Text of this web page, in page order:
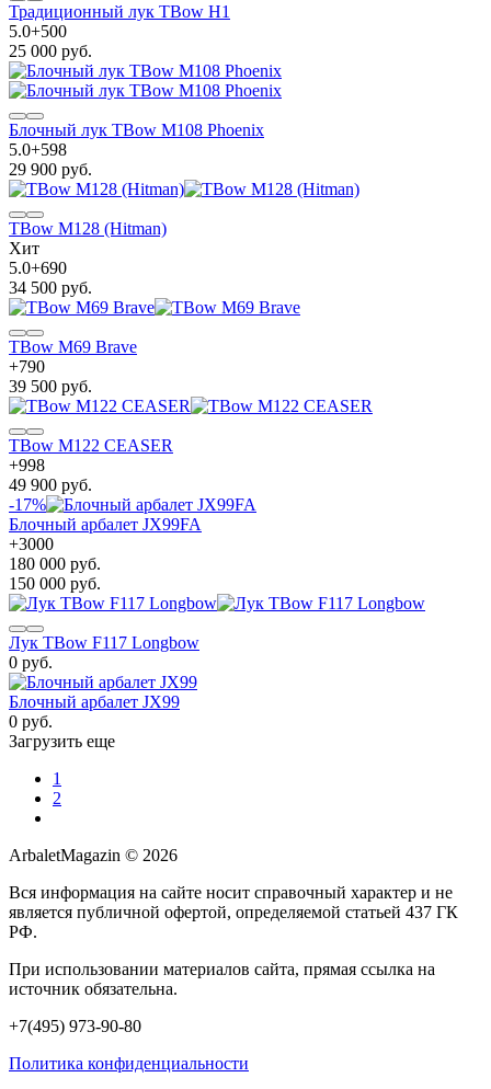
Традиционный лук TBow H1
5.0+500
25 000 руб.
Блочный лук TBow M108 Phoenix
5.0+598
29 900 руб.
TBow M128 (Hitman)
Хит
5.0+690
34 500 руб.
TBow M69 Brave
+790
39 500 руб.
TBow M122 CEASER
+998
49 900 руб.
-17%
Блочный арбалет JX99FA
+3000
180 000 руб.
150 000 руб.
Лук TBow F117 Longbow
0 руб.
Блочный арбалет JX99
0 руб.
Загрузить еще
1
2
ArbaletMagazin © 2026
Вся информация на сайте носит справочный характер и не
является публичной офертой, определяемой статьей 437 ГК
РФ.
При использовании материалов сайта, прямая ссылка на
источник обязательна.
+7(495) 973-90-80
Политика конфиденциальности